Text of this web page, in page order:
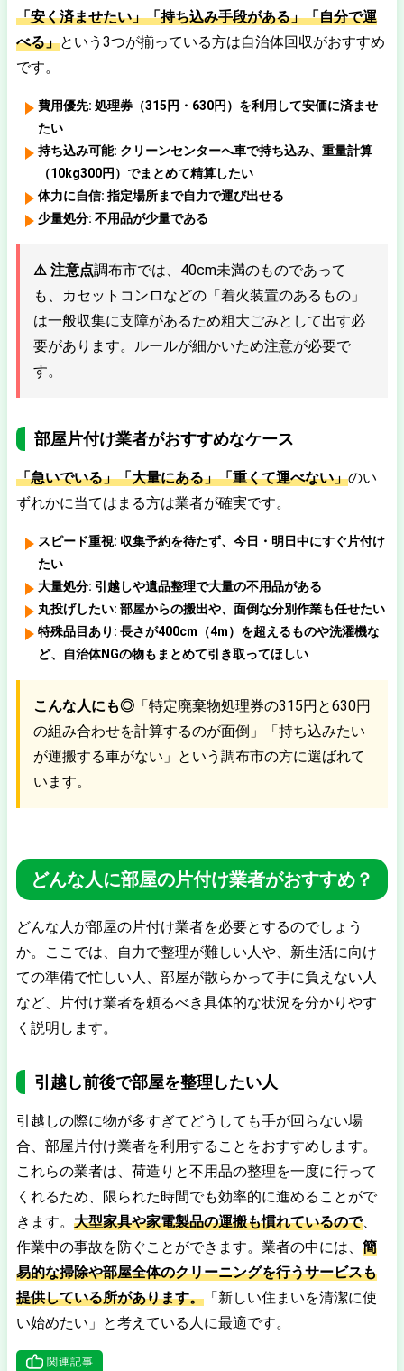
「安く済ませたい」「持ち込み手段がある」「自分で運
べる」という3つが揃っている方は自治体回収がおすすめ
です。
費用優先: 処理券（315円・630円）を利用して安価に済ませ
たい
持ち込み可能: クリーンセンターへ車で持ち込み、重量計算
（10kg300円）でまとめて精算したい
体力に自信: 指定場所まで自力で運び出せる
少量処分: 不用品が少量である
⚠️ 注意点調布市では、40cm未満のものであって
も、カセットコンロなどの「着火装置のあるもの」
は一般収集に支障があるため粗大ごみとして出す必
要があります。ルールが細かいため注意が必要で
す。
部屋片付け業者がおすすめなケース
「急いでいる」「大量にある」「重くて運べない」のい
ずれかに当てはまる方は業者が確実です。
スピード重視: 収集予約を待たず、今日・明日中にすぐ片付け
たい
大量処分: 引越しや遺品整理で大量の不用品がある
丸投げしたい: 部屋からの搬出や、面倒な分別作業も任せたい
特殊品目あり: 長さが400cm（4m）を超えるものや洗濯機な
ど、自治体NGの物もまとめて引き取ってほしい
こんな人にも◎「特定廃棄物処理券の315円と630円
の組み合わせを計算するのが面倒」「持ち込みたい
が運搬する車がない」という調布市の方に選ばれて
います。
どんな人に部屋の片付け業者がおすすめ？
どんな人が部屋の片付け業者を必要とするのでしょう
か。ここでは、自力で整理が難しい人や、新生活に向け
ての準備で忙しい人、部屋が散らかって手に負えない人
など、片付け業者を頼るべき具体的な状況を分かりやす
く説明します。
引越し前後で部屋を整理したい人
引越しの際に物が多すぎてどうしても手が回らない場
合、部屋片付け業者を利用することをおすすめします。
これらの業者は、荷造りと不用品の整理を一度に行って
くれるため、限られた時間でも効率的に進めることがで
きます。 大型家具や家電製品の運搬も慣れているので、
作業中の事故を防ぐことができます。業者の中には、 簡
易的な掃除や部屋全体のクリーニングを行うサービスも
提供している所があります。「新しい住まいを清潔に使
い始めたい」と考えている人に最適です。
関連記事